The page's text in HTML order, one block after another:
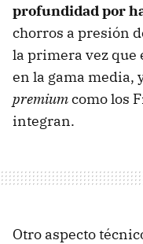
profundidad por
chorros a presión
la primera vez que
en la gama media,
premiumcomo los
integran.
Otro aspecto